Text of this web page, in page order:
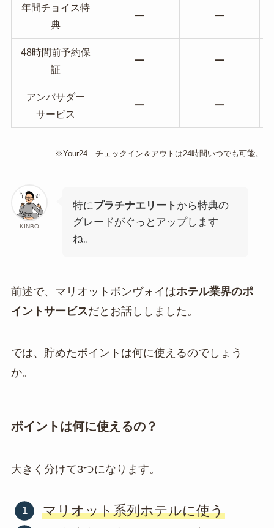
年間チョイス特
典
ー ー
48時間前予約保
証
ー ー
アンバサダー
サービス
ー ー
※Your24…チェックイン＆アウトは24時間いつでも可能。
KINBO
特にプラチナエリート から特典の
グレードがぐっとアップします
ね。
前述で、マリオットボンヴォイはホテル業界のポ
イントサービスだとお話ししました。
では、貯めたポイントは何に使えるのでしょう
か。
ポイントは何に使えるの？
大きく分けて3つになります。
マリオット系列ホテルに使う